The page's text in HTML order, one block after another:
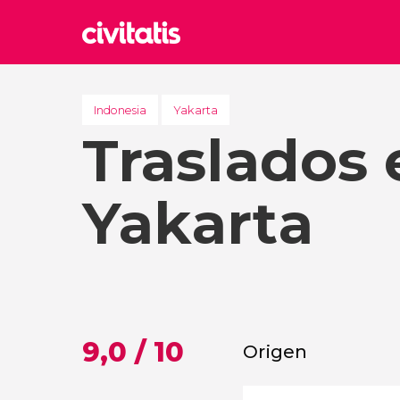
Reino
Indonesia Yakarta
Traslados
Yakarta
9,0 / 10 Origen